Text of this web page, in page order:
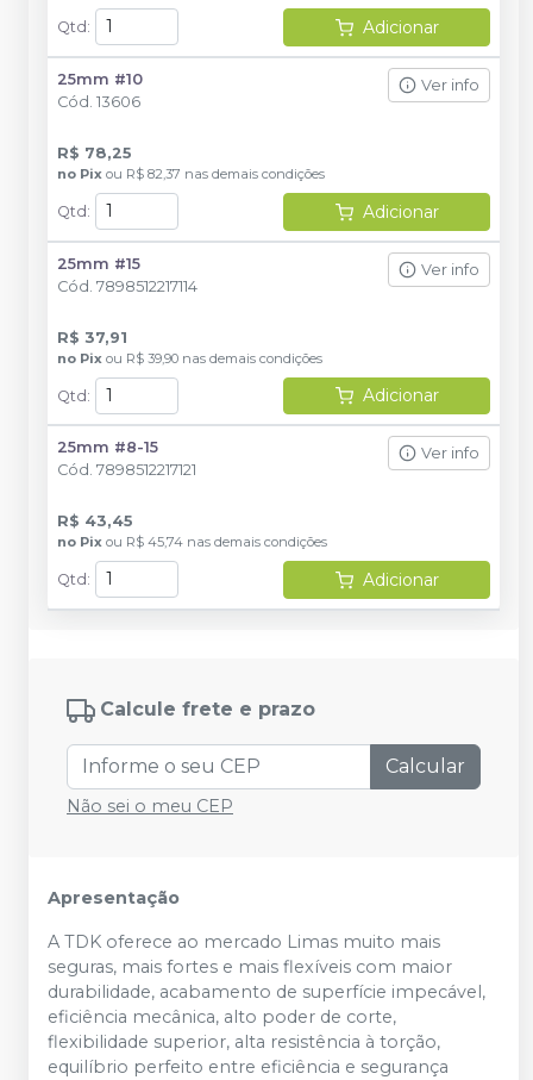
Qtd : Adicionar
25mm #10
Cód. 13606
Ver info
R$ 78,25
no Pix ou R$ 82,37 nas demais condições
Qtd : Adicionar
25mm #15
Cód. 7898512217114
Ver info
R$ 37,91
no Pix ou R$ 39,90 nas demais condições
Qtd: Adicionar
25mm #8-15
Cód. 7898512217121
Ver info
R$ 43,45
no Pix ou R$ 45,74 nas demais condições
Qtd : Adicionar
Calcule frete e prazo
Calcular
Não sei o meu CEP
Apresentação
A TDK oferece ao mercado Limas muito mais
seguras, mais fortes e mais flexíveis com maior
durabilidade, acabamento de superfície impecável,
eficiência mecânica, alto poder de corte,
flexibilidade superior, alta resistência à torção,
equilíbrio perfeito entre eficiência e segurança